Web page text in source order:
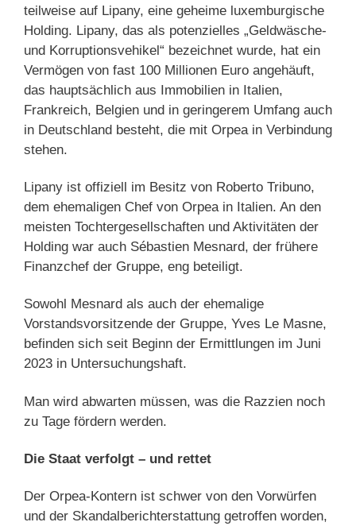
teilweise auf Lipany, eine geheime luxemburgische
Holding. Lipany, das als potenzielles „Geldwäsche-
und Korruptionsvehikel“ bezeichnet wurde, hat ein
Vermögen von fast 100 Millionen Euro angehäuft,
das hauptsächlich aus Immobilien in Italien,
Frankreich, Belgien und in geringerem Umfang auch
in Deutschland besteht, die mit Orpea in Verbindung
stehen.
Lipany ist offiziell im Besitz von Roberto Tribuno,
dem ehemaligen Chef von Orpea in Italien. An den
meisten Tochtergesellschaften und Aktivitäten der
Holding war auch Sébastien Mesnard, der frühere
Finanzchef der Gruppe, eng beteiligt.
Sowohl Mesnard als auch der ehemalige
Vorstandsvorsitzende der Gruppe, Yves Le Masne,
befinden sich seit Beginn der Ermittlungen im Juni
2023 in Untersuchungshaft.
Man wird abwarten müssen, was die Razzien noch
zu Tage fördern werden.
Die Staat verfolgt – und rettet
Der Orpea-Kontern ist schwer von den Vorwürfen
und der Skandalberichterstattung getroffen worden,